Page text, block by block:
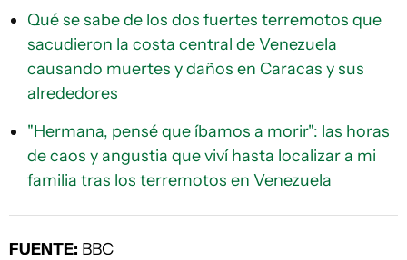
Qué se sabe de los dos fuertes terremotos que
sacudieron la costa central de Venezuela
causando muertes y daños en Caracas y sus
alrededores
"Hermana, pensé que íbamos a morir": las horas
de caos y angustia que viví hasta localizar a mi
familia tras los terremotos en Venezuela
FUENTE: BBC